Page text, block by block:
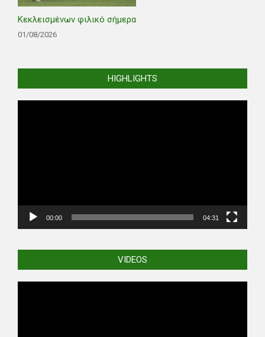
Κεκλεισμένων φιλικό σήμερα
01/08/2026
HIGHLIGHTS
00:00 04:31
VIDEOS